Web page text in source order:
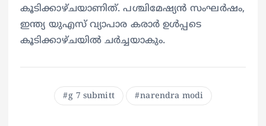
കൂടിക്കാഴ്ചയാണിത്. പശ്ചിമേഷ്യന്‍ സംഘര്‍ഷം,
ഇന്ത്യ യുഎസ് വ്യാപാര കരാര്‍ ഉള്‍പ്പടെ
കൂടിക്കാഴ്ചയില്‍ ചര്‍ച്ചയാകും.
g 7 submitt narendra modi